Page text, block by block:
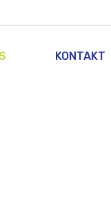
KONTAKT